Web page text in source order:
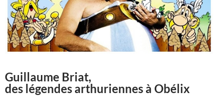
Guillaume Briat,
des légendes arthuriennes à Obélix